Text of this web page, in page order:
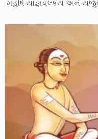
મહર્ષિ યાજ્ઞવલ્કય અને